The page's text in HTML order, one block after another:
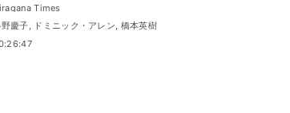
Times
慶子, ドミニック・アレン, 橋本英樹